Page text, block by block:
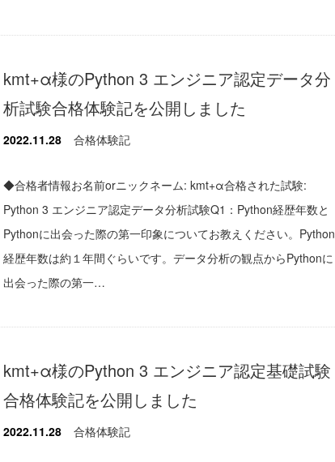
kmt+α様のPython 3 エンジニア認定データ分
析試験合格体験記を公開しました
2022.11.28 合格体験記
◆合格者情報お名前orニックネーム: kmt+α合格された試験:
Python 3 エンジニア認定データ分析試験Q1：Python経歴年数と
Pythonに出会った際の第一印象についてお教えください。Python
経歴年数は約１年間ぐらいです。データ分析の観点からPythonに
出会った際の第一…
kmt+α様のPython 3 エンジニア認定基礎試験
合格体験記を公開しました
2022.11.28 合格体験記